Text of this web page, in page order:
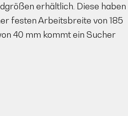
erhältlich. Diese haben
festen Arbeitsbreite von 185
40 mm kommt ein Sucher